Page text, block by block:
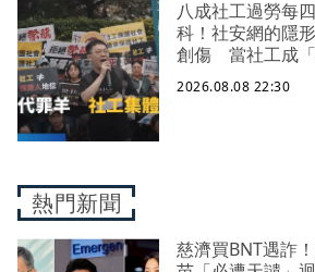
八成社工過勞每
科！社安網的隱
創傷 當社工成
禦性社工不敢多
盡下的社安網危
2026.08.08 22:30
熱門新聞
慈濟買BNT遇詐